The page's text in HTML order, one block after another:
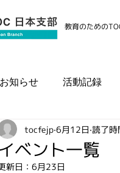
教育のための
お知らせ 活動記録
認定プログラム シン
ベント一覧
tocfejp 6月12日 読了
新日： 6月23日